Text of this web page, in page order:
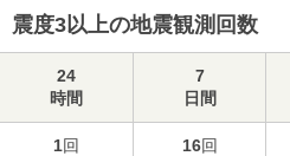
震度3以上の地震観測回数
24
時間
7
日間
1回 16回